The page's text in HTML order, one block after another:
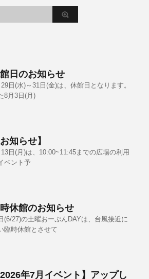
日のお知らせ
日(水)～31日(金)は、休館日となります。
8月3日(月)
お知らせ】
日(月)は、10:00~11:45までの広場の利用
ベント予
休館のお知らせ
(6/27)の土曜おーぷんDAYは、台風接近に
臨時休館とさせて
2026年7月イベント】アップし